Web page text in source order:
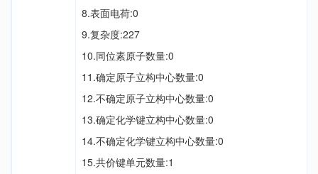
8.表面电荷:0
9.复杂度:227
10.同位素原子数量:0
11.确定原子立构中心数量:0
12.不确定原子立构中心数量:0
13.确定化学键立构中心数量:0
14.不确定化学键立构中心数量:0
15.共价键单元数量:1